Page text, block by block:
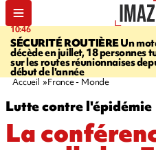
10:46
SÉCURITÉ ROUTIÈREUn
décède en juillet, 18 personnes
sur les routes réunionnaises
début de l'année
Accueil France - Monde
Lutte contre l'épidémie
La